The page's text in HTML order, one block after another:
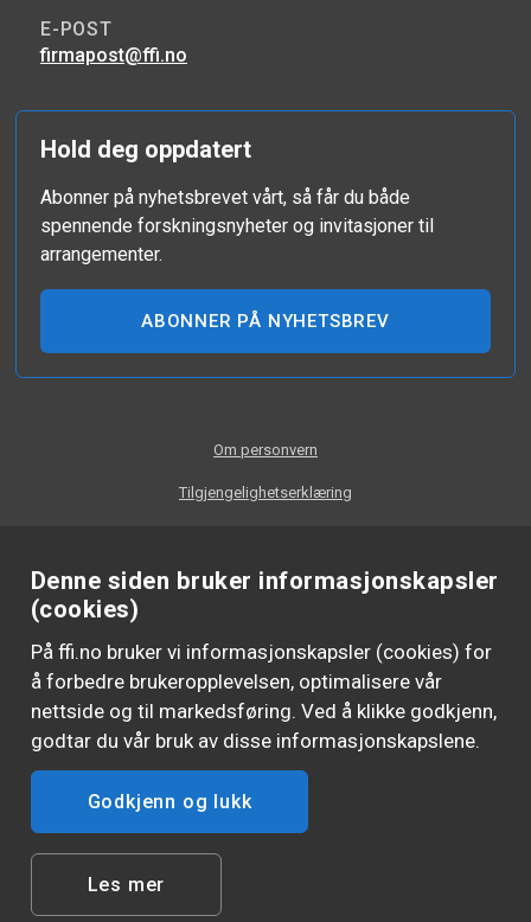
Denne siden bruker informasjonskapsler
(cookies)
På ffi.no bruker vi informasjonskapsler (cookies) for
å forbedre brukeropplevelsen, optimalisere vår
nettside og til markedsføring. Ved å klikke godkjenn,
godtar du vår bruk av disse informasjonskapslene.
Godkjenn og lukk
Les mer
E-POST
firmapost@ffi.no
Hold deg oppdatert
Abonner på nyhetsbrevet vårt, så får du både
spennende forskningsnyheter og invitasjoner til
arrangementer.
ABONNER PÅ NYHETSBREV
Om personvern
Tilgjengelighetserklæring
FØLG OSS